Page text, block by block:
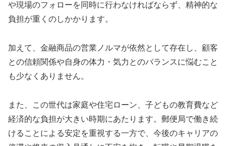
や現場のフォローを同時に行わなければならず、精神的な
負担が重くのしかかります。
加えて、金融商品の営業ノルマが依然として存在し、顧客
との信頼関係や自身の体力・気力とのバランスに悩むこと
も少なくありません。
また、この世代は家庭や住宅ローン、子どもの教育費など
経済的な負担が大きい時期にあたります。郵便局で働き続
けることによる安定を重視する一方で、今後のキャリアの